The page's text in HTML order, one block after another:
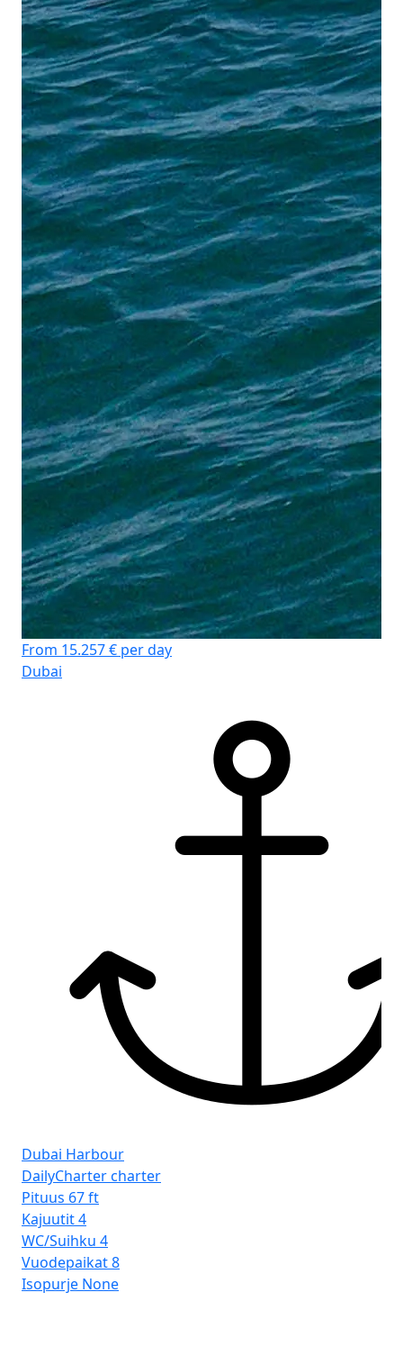
From 15.257 € per day
Dubai
Dubai Harbour
DailyCharter charter
Pituus 67 ft
Kajuutit4
WC/Suihku 4
Vuodepaikat8
Isopurje None